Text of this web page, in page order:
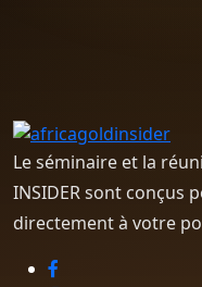
Le séminaire et la
INSIDER sont conçus
directement à votre